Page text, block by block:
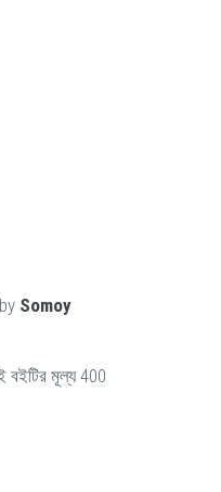
Somoy
বইটির মূল্য 400